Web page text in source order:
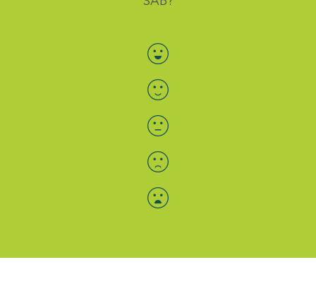
Bewertung auswählen